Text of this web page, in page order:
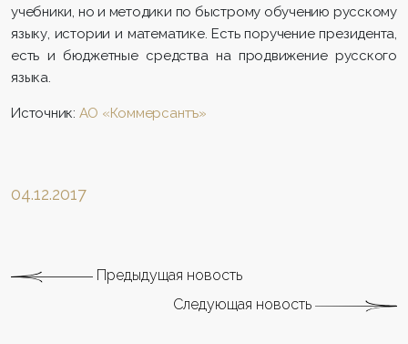
учебники, но и методики по быстрому обучению русскому
языку, истории и математике. Есть поручение президента,
есть и бюджетные средства на продвижение русского
языка.
Источник: АО «Коммерсантъ»
04.12.2017
Предыдущая новость
Следующая новость